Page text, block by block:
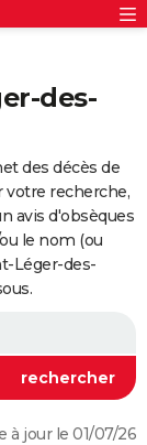
des-
des décès de
votre recherche,
avis d'obsèques
le nom (ou
Léger-des-
à jour le 01/07/26